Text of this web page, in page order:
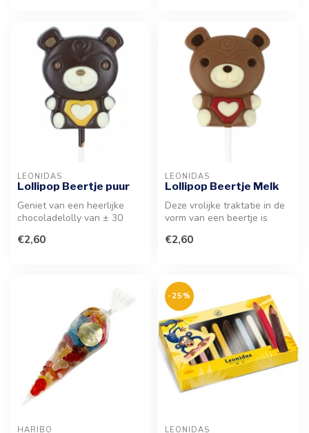
LEONIDAS
Lollipop Beertje puur
Geniet van een heerlijke
chocoladelolly van ± 30
beertje...
€2,60
LEONIDAS
Lollipop Beertje Melk
Deze vrolijke traktatie in de
vorm van een beertje is
Belgis...
€2,60
HARIBO
-25%
LEONIDAS